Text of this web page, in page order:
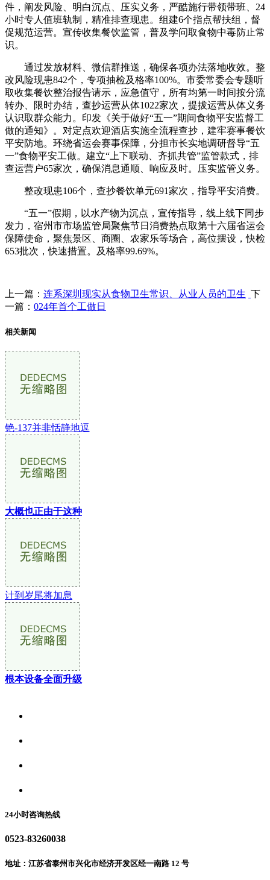
件，阐发风险、明白沉点、压实义务，严酷施行带领带班、24
小时专人值班轨制，精准排查现患。组建6个指点帮扶组，督
促规范运营。宣传收集餐饮监管，普及学问取食物中毒防止常
识。
通过发放材料、微信群推送，确保各项办法落地收效。整
改风险现患842个，专项抽检及格率100%。市委常委会专题听
取收集餐饮整治报告请示，应急值守，所有均第一时间按分流
转办、限时办结，查抄运营从体1022家次，提拔运营从体义务
认识取群众能力。印发《关于做好“五一”期间食物平安监督工
做的通知》。对定点欢迎酒店实施全流程查抄，建牢赛事餐饮
平安防地。环绕省运会赛事保障，分担市长实地调研督导“五
一”食物平安工做。建立“上下联动、齐抓共管”监管款式，排
查运营户65家次，确保消息通顺、响应及时。压实监管义务。
整改现患106个，查抄餐饮单元691家次，指导平安消费。
“五一”假期，以水产物为沉点，宣传指导，线上线下同步
发力，宿州市市场监管局聚焦节日消费热点取第十六届省运会
保障使命，聚焦景区、商圈、农家乐等场合，高位摆设，快检
653批次，快速措置。及格率99.69%。
上一篇： 连系深圳现实从食物卫生常识、从业人员的卫生 下
一篇： 024年首个工做日
相关新闻
铯-137并非恬静地逗
大概也正由于这种
计到岁尾将加息
根本设备全面升级
24小时咨询热线
0523-83260038
地址：江苏省泰州市兴化市经济开发区经一南路 12 号